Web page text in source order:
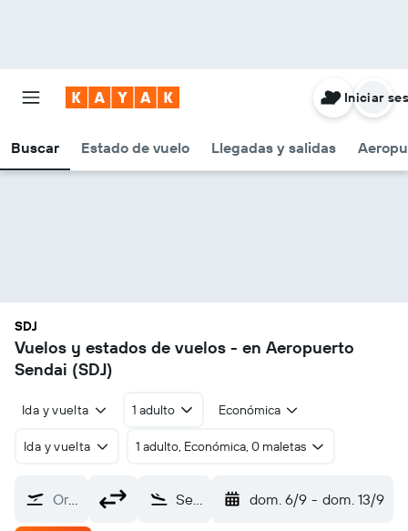
Buscar Estado de vuelo Llegadas y salidas
Iniciar
SDJ
Vuelos y estados de vuelos - en Aeropuerto
Sendai (SDJ)
Ida y vuelta 1 adulto Económica
Ida y vuelta 1 adulto, Económica, 0 maletas
Origen Sendai (SDJ) dom. 6/9 - dom. 13/9